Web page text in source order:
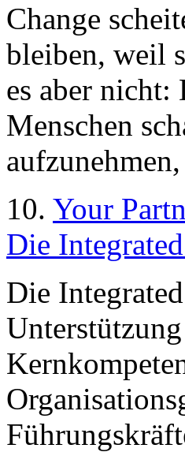
Change
bleiben, weil
es aber nicht:
Menschen
10. Your
Die
Die